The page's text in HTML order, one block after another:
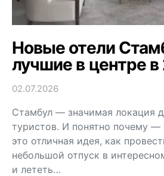
Новые отели
лучшие в центре в
02.07.2026
Стамбул — значимая локация
туристов. И понятно почему —
это отличная идея, как
небольшой отпуск в
и лететь…